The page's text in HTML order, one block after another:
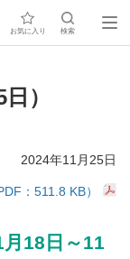
お気に入り 検索
）
2024年11月25日
：511.8 KB）
18日～11